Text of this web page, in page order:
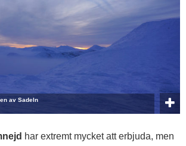
av Sadeln
har extremt mycket att erbjuda, men